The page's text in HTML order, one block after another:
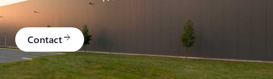
Contactarrow_forward